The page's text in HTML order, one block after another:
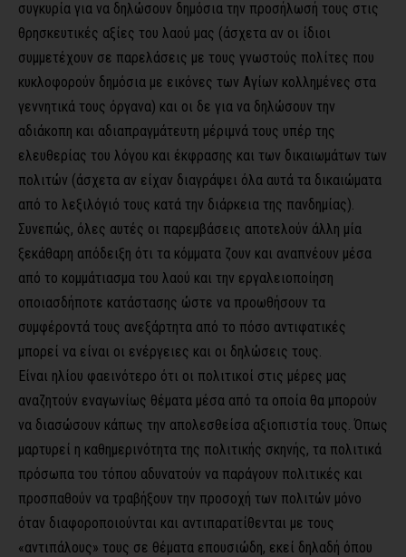
συγκυρία για να δηλώσουν δημόσια την προσήλωσή τους στις
θρησκευτικές αξίες του λαού μας (άσχετα αν οι ίδιοι
συμμετέχουν σε παρελάσεις με τους γνωστούς πολίτες που
κυκλοφορούν δημόσια με εικόνες των Αγίων κολλημένες στα
γεννητικά τους όργανα) και οι δε για να δηλώσουν την
αδιάκοπη και αδιαπραγμάτευτη μέριμνά τους υπέρ της
ελευθερίας του λόγου και έκφρασης και των δικαιωμάτων των
πολιτών (άσχετα αν είχαν διαγράψει όλα αυτά τα δικαιώματα
από το λεξιλόγιό τους κατά την διάρκεια της πανδημίας).
Συνεπώς, όλες αυτές οι παρεμβάσεις αποτελούν άλλη μία
ξεκάθαρη απόδειξη ότι τα κόμματα ζουν και αναπνέουν μέσα
από το κομμάτιασμα του λαού και την εργαλειοποίηση
οποιασδήποτε κατάστασης ώστε να προωθήσουν τα
συμφέροντά τους ανεξάρτητα από το πόσο αντιφατικές
μπορεί να είναι οι ενέργειες και οι δηλώσεις τους.
Είναι ηλίου φαεινότερο ότι οι πολιτικοί στις μέρες μας
αναζητούν εναγωνίως θέματα μέσα από τα οποία θα μπορούν
να διασώσουν κάπως την απολεσθείσα αξιοπιστία τους. Όπως
μαρτυρεί η καθημερινότητα της πολιτικής σκηνής, τα πολιτικά
πρόσωπα του τόπου αδυνατούν να παράγουν πολιτικές και
προσπαθούν να τραβήξουν την προσοχή των πολιτών μόνο
όταν διαφοροποιούνται και αντιπαρατίθενται με τους
«αντιπάλους» τους σε θέματα επουσιώδη, εκεί δηλαδή όπου